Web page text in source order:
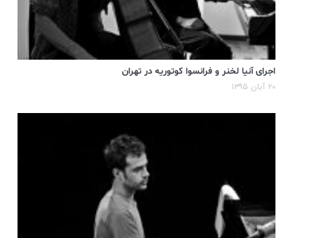
اجرای آنیا لخنر و فرانسوا کوتوریه در تهران
۲۰ آبان ۱۳۹۵